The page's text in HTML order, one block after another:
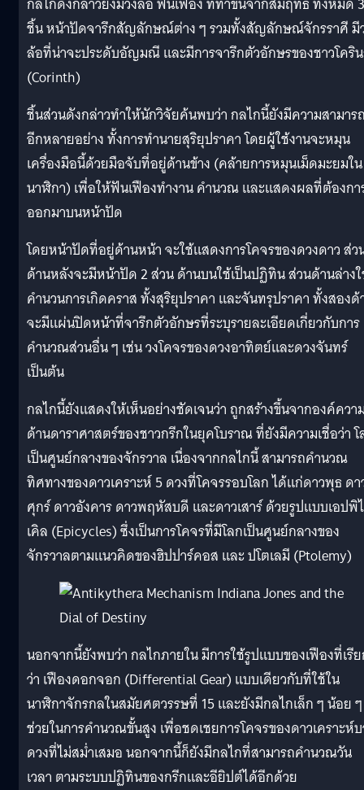
ชิ้น หน้าปัดจารึกสัญลักษณ์ต่าง ๆ รวมทั้งสัญลักษณ์จักรราศี มี
ล้อที่น่าจะประดับอัญมณี และมีการจารึกตัวอักษรของชาวโคริ
(Corinth)
ชิ้นส่วนดังกล่าวทำให้นักวิจัยค้นพบว่า กลไกนี้ยังมีความสามาร
อีกหลายอย่าง ทั้งการทำนายสุริยุปราคา โดยผู้ใช้งานจะหมุน
เครื่องมือนี้ด้วยมือจับที่อยู่ด้านข้าง (คล้ายการหมุนเม็ดมะยมใน
นาฬิกา) เพื่อให้ฟันเฟืองทำงาน คำนวณ และแสดงผลที่ต้องกา
ออกมาบนหน้าปัด
โดยหน้าปัดที่อยู่ด้านหน้า จะใช้แสดงการโคจรของดวงดาว ส่ว
ด้านหลังจะมีหน้าปัด 2 ส่วน ด้านบนใช้เป็นปฏิทิน ส่วนด้านล่าง
คำนวนการเกิดคราส ทั้งสุริยุปราคา และจันทรุปราคา ทั้งสองด้
จะมีแผ่นปิดหน้าที่จารึกตัวอักษรที่ระบุรายละเอียดเกี่ยวกับการ
คำนวณส่วนอื่น ๆ เช่น วงโคจรของดวงอาทิตย์และดวงจันทร์
เป็นต้น
กลไกนี้ยังแสดงให้เห็นอย่างชัดเจนว่า ถูกสร้างขึ้นจากองค์ควา
ด้านดาราศาสตร์ของชาวกรีกในยุคโบราณ ที่ยังมีความเชื่อว่า
เป็นศูนย์กลางของจักรวาล เนื่องจากกลไกนี้ สามารถคำนวณ
ทิศทางของดาวเคราะห์ 5 ดวงที่โคจรรอบโลก ได้แก่ดาวพุธ ดา
ศุกร์ ดาวอังคาร ดาวพฤหัสบดี และดาวเสาร์ ด้วยรูปแบบเอปพิ
เคิล (Epicycles) ซึ่งเป็นการโคจรที่มีโลกเป็นศูนย์กลางของ
จักรวาลตามแนวคิดของฮิปปาร์คอส และ ปโตเลมี (Ptolemy)
นอกจากนี้ยังพบว่า กลไกภายใน มีการใช้รูปแบบของเฟืองที่เรี
ว่า เฟืองดอกจอก (Differential Gear) แบบเดียวกับที่ใช้ใน
นาฬิกาจักรกลในสมัยศตวรรษที่ 15 และยังมีกลไกเล็ก ๆ น้อย
ช่วยในการคำนวณขั้นสูง เพื่อชดเชยการโคจรของดาวเคราะห์
ดวงที่ไม่สม่ำเสมอ นอกจากนี้ก็ยังมีกลไกที่สามารถคำนวณวัน
เวลา ตามระบบปฏิทินของกรีกและอียิปต์ได้อีกด้วย